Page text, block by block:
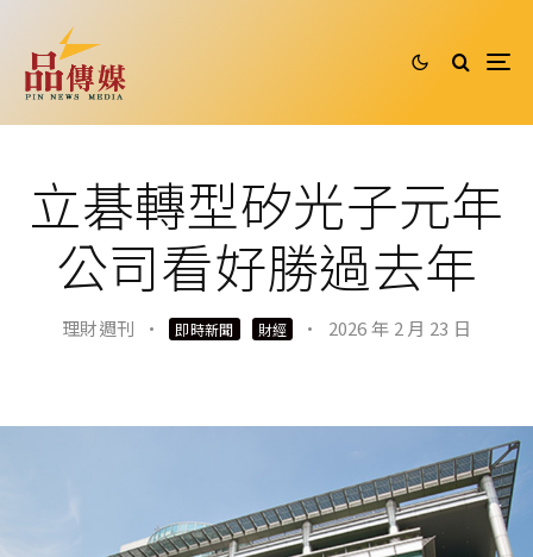
立碁轉型矽光子元年
公司看好勝過去年
理財週刊 · 即時新聞 財經 · 2026 年 2 月 23 日